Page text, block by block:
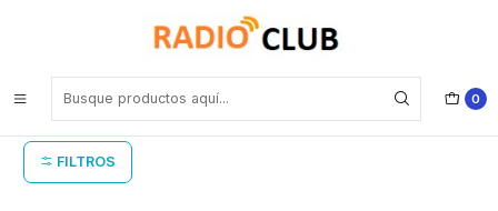
0
Smartphone Intrínsecamente Seguro
Smartphone Intrínsecamente Seguro
FILTROS